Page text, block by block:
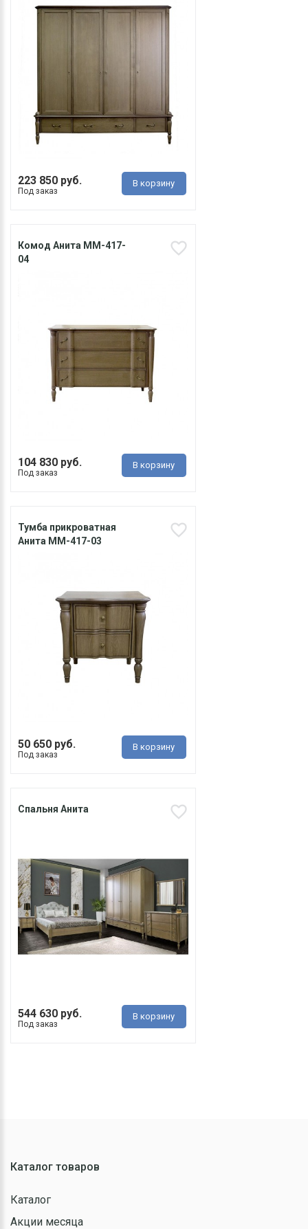
223 850 руб.
Под заказ
В корзину
Комод Анита ММ-417-
04
104 830 руб.
Под заказ
В корзину
Тумба прикроватная
Анита ММ-417-03
50 650 руб.
Под заказ
В корзину
Спальня Анита
544 630 руб.
Под заказ
В корзину
Каталог товаров
Каталог
Акции месяца